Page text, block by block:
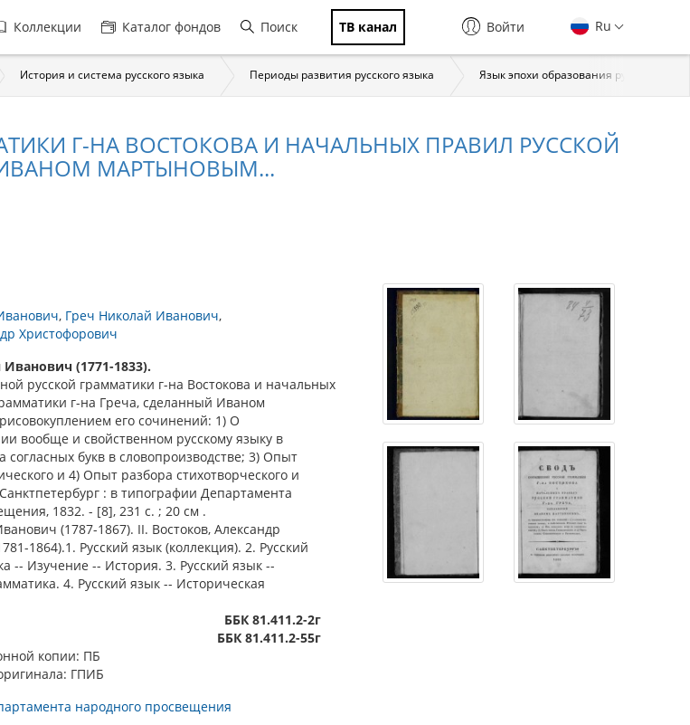
навигация
Коллекции Каталог фондов Поиск ТВ канал Ru
Войти
История и система русского языка Периоды развития русского языка Язык эпохи образования русской
Г-НА ВОСТОКОВА И НАЧАЛЬНЫХ ПРАВИЛ РУССКОЙ
МАРТЫНОВЫМ...
Греч Николай Иванович
Христофорович
(1771-1833).
русской грамматики г-на Востокова и начальных
г-на Греча, сделанный Иваном
его сочинений: 1) О
вообще и свойственном русскому языку в
согласных букв в словопроизводстве; 3) Опыт
и 4) Опыт разбора стихотворческого и
: в типографии Департамента
1832. - [8], 231 с. ; 20 см .
(1787-1867). II. Востоков, Александр
1864).1. Русский язык (коллекция). 2. Русский
-- Изучение -- История. 3. Русский язык --
4. Русский язык -- Историческая
ББК 81.411.2-2г
ББК 81.411.2-55г
копии: ПБ
ГПИБ
народного просвещения